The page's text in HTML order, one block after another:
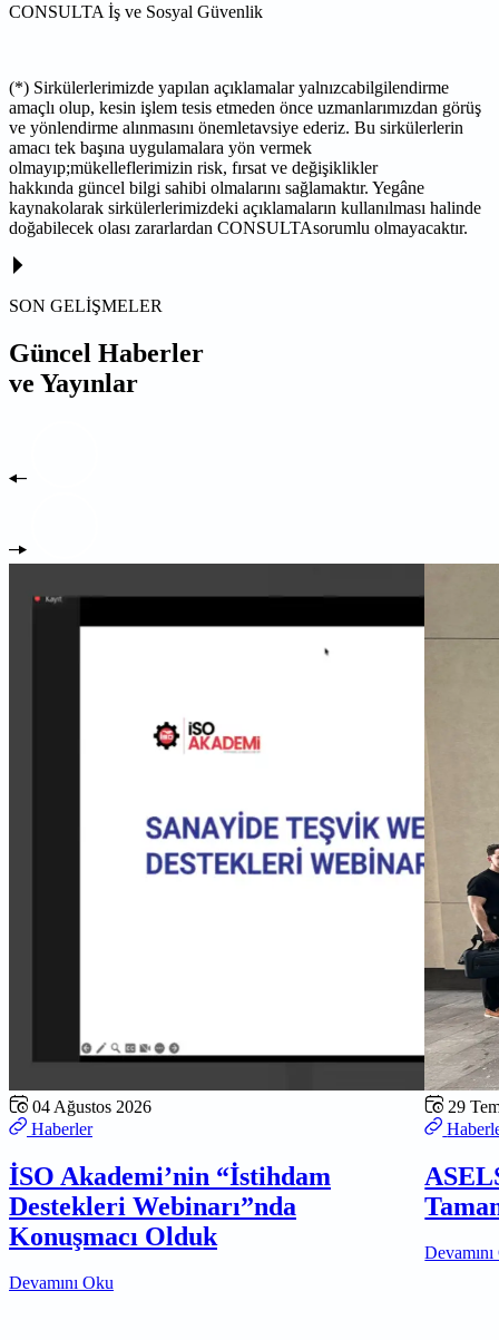
CONSULTA İş ve Sosyal Güvenlik
(*) Sirkülerlerimizde yapılan açıklamalar yalnızcabilgilendirme
amaçlı olup, kesin işlem tesis etmeden önce uzmanlarımızdan görüş
ve yönlendirme alınmasını önemletavsiye ederiz. Bu sirkülerlerin
amacı tek başına uygulamalara yön vermek
olmayıp;mükelleflerimizin risk, fırsat ve değişiklikler
hakkında güncel bilgi sahibi olmalarını sağlamaktır. Yegâne
kaynakolarak sirkülerlerimizdeki açıklamaların kullanılması halinde
doğabilecek olası zararlardan CONSULTAsorumlu olmayacaktır.
SON GELİŞMELER
Güncel Haberler
ve Yayınlar
04 Ağustos 2026
Haberler
İSO Akademi’nin “İstihdam
Destekleri Webinarı”nda
Konuşmacı Olduk
Devamını Oku
29